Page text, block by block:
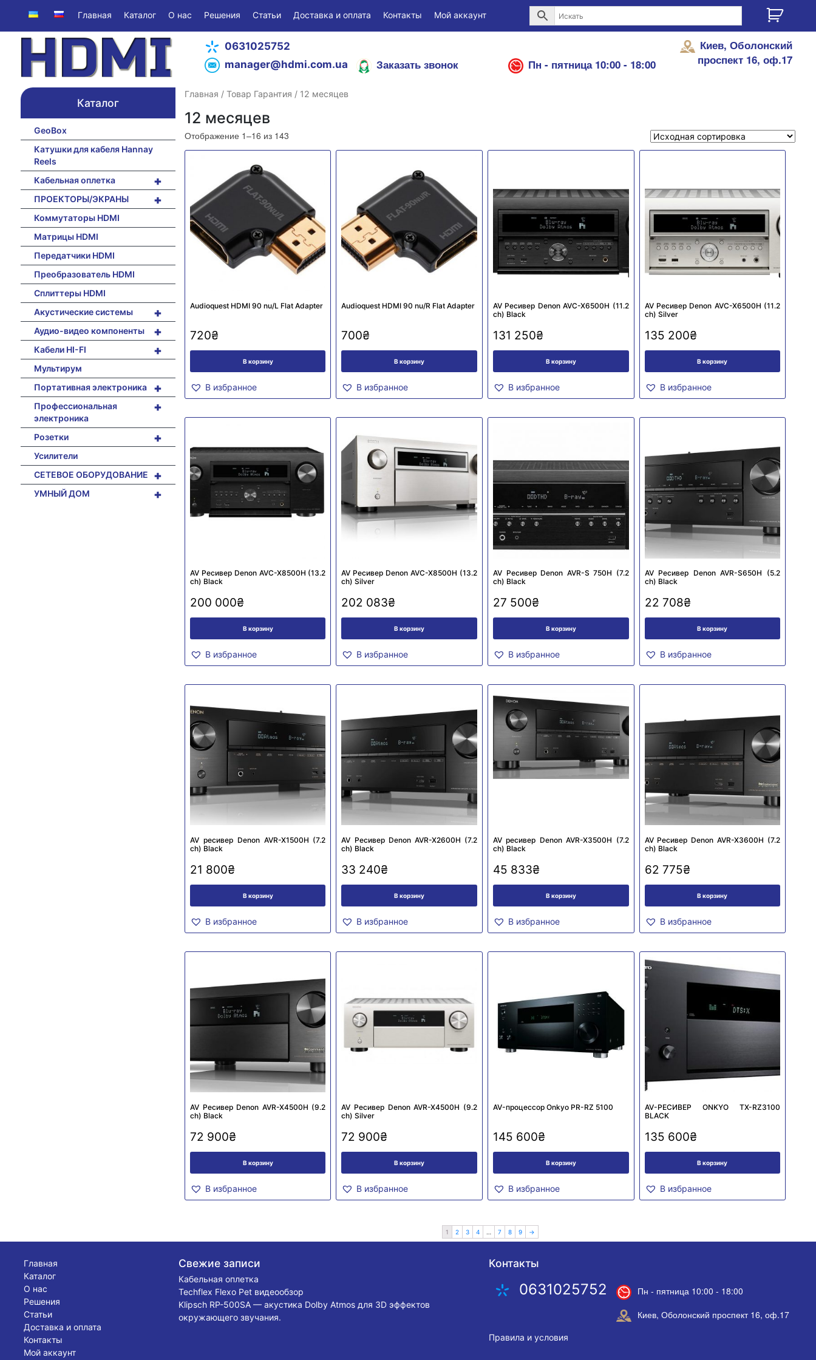
Главная Каталог О нас Решения Статьи Доставка и оплата Контакты Мой аккаунт
0631025752
manager@hdmi.com.ua
Заказать звонок Пн - пятница 10:00 - 18:00
Киев, Оболонский
проспект 16, оф.17
Главная / Товар Гарантия / 12 месяцев
12 месяцев
Отображение 1–16 из 143
Audioquest HDMI 90 nu/L Flat Adapter
720₴
В корзину
В избранное
Audioquest HDMI 90 nu/R Flat Adapter
700₴
В корзину
В избранное
AV Ресивер Denon AVC-X6500H (11.2
сh) Black
131 250₴
В корзину
В избранное
AV Ресивер Denon AVC-X6500H (11.2
сh) Silver
135 200₴
В корзину
В избранное
AV Ресивер Denon AVC-X8500H (13.2
сh) Black
200 000₴
В корзину
В избранное
AV Ресивер Denon AVC-X8500H (13.2
сh) Silver
202 083₴
В корзину
В избранное
AV Ресивер Denon AVR-S 750H (7.2
сh) Black
27 500₴
В корзину
В избранное
AV Ресивер Denon AVR-S650H (5.2
сh) Black
22 708₴
В корзину
В избранное
AV ресивер Denon AVR-X1500H (7.2
ch) Black
21 800₴
В корзину
В избранное
AV Ресивер Denon AVR-X2600H (7.2
сh) Black
33 240₴
В корзину
В избранное
AV ресивер Denon AVR-X3500H (7.2
ch) Black
45 833₴
В корзину
В избранное
AV Ресивер Denon AVR-X3600H (7.2
сh) Black
62 775₴
В корзину
В избранное
AV Ресивер Denon AVR-X4500H (9.2
сh) Black
72 900₴
В корзину
В избранное
AV Ресивер Denon AVR-X4500H (9.2
сh) Silver
72 900₴
В корзину
В избранное
AV-процессор Onkyo PR-RZ 5100
145 600₴
В корзину
В избранное
AV-РЕСИВЕР ONKYO TX-RZ3100
BLACK
135 600₴
В корзину
В избранное
1 2 3 4 … 7 8 9 →
Каталог
GeoBox
Катушки для кабеля Hannay
Reels
+
Кабельная оплетка
+
ПРОЕКТОРЫ/ЭКРАНЫ
Коммутаторы HDMI
Матрицы HDMI
Передатчики HDMI
Преобразователь HDMI
Сплиттеры HDMI
+
Акустические системы
+
Аудио-видео компоненты
+
Кабели HI-FI
Мультирум
+
Портативная электроника
+
Профессиональная
электроника
+
Розетки
Усилители
+
СЕТЕВОЕ ОБОРУДОВАНИЕ
+
УМНЫЙ ДОМ
Главная
Каталог
О нас
Решения
Статьи
Доставка и оплата
Контакты
Мой аккаунт
Свежие записи
Кабельная оплетка
Techflex Flexo Pet видеообзор
Klipsch RP-500SA — акустика Dolby Atmos для 3D эффектов
окружающего звучания.
Контакты
0631025752
Пн - пятница 10:00 - 18:00
Киев, Оболонский проспект 16, оф.17
Правила и условия